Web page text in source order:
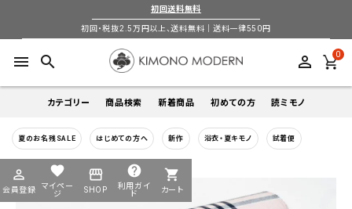
初回送料無料
初回・税抜2.5万円以上、送料無料｜送料一律550円
menu search perm_identity 0
カテゴリー
着物
帯
商品検索
キーワードから探す
新着商品 初めての方 読ミモノ
夏のお名残SALE はじめての方へ 新作 浴衣・夏キモノ 試着便
perm_identity
会員登録
favorite
マイペー
ジ
storefront
SHOP
help
利用ガイ
ド
shopping_cart
カート